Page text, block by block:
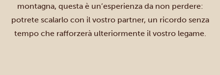
montagna, questa è un’esperienza da non perdere:
potrete scalarlo con il vostro partner, un ricordo senza
tempo che rafforzerà ulteriormente il vostro legame.